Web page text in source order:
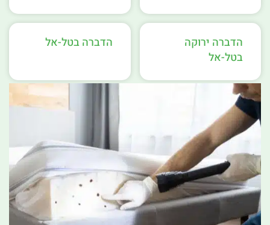
הדברה ירוקה
בטל-אל
הדברה בטל-אל